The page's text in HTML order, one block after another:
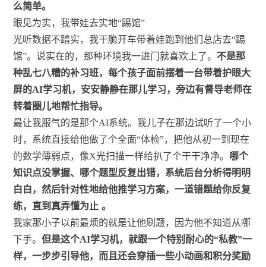
么简单。
眼见为实，我带娃去实地“踢馆”
光听数据不踏实，我干脆开车带着娃跑到他们总店去“踢
馆”。说实在的，那种环境我一进门就喜欢上了。不是那
种乱七八糟的补习班，每个孩子面前摆着一台带着护眼大
屏的AI学习机，安安静静在那儿学习，旁边有督导老师在
转着圈儿地帮忙指导。
最让我服气的是那个AI系统。我儿子在那边试听了一个小
时，系统直接给他做了个全面“体检”，把他从初一到现在
的数学薄弱点，像X光扫描一样给扒了个干干净净。 哪个
知识点没掌握、哪个题型反复出错，系统后台分析得明明
白白，然后针对性地给他推学习方案，一道错题给你反复
练，直到真弄懂为止 。
我家那小子以前最烦的就是让他刷题，因为他不知道从哪
下手。但是这个AI学习机，就跟一个特别耐心的“私教”一
样，一步步引导他，而且还会穿插一些小动画和积分奖励